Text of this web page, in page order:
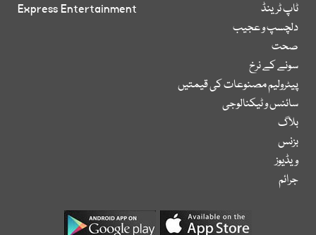
ٹاپ ٹرینڈ
دلچسپ و عجیب
صحت
سونے کے نرخ
پیٹرولیم مصنوعات کی قیمتیں
سائنس و ٹیکنالوجی
بلاگ
بزنس
ویڈیوز
جرائم
Express Entertainment